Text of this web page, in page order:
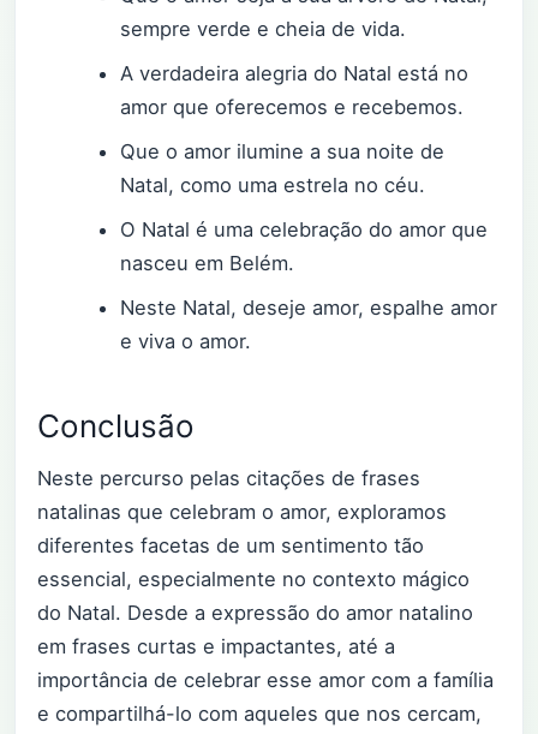
sempre verde e cheia de vida.
A verdadeira alegria do Natal está no
amor que oferecemos e recebemos.
Que o amor ilumine a sua noite de
Natal, como uma estrela no céu.
O Natal é uma celebração do amor que
nasceu em Belém.
Neste Natal, deseje amor, espalhe amor
e viva o amor.
Conclusão
Neste percurso pelas citações de frases
natalinas que celebram o amor, exploramos
diferentes facetas de um sentimento tão
essencial, especialmente no contexto mágico
do Natal. Desde a expressão do amor natalino
em frases curtas e impactantes, até a
importância de celebrar esse amor com a família
e compartilhá-lo com aqueles que nos cercam,